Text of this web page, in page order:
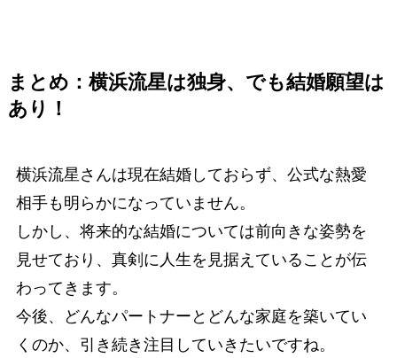
まとめ：横浜流星は独身、でも結婚願望は
あり！
横浜流星さんは現在結婚しておらず、公式な熱愛
相手も明らかになっていません。
しかし、将来的な結婚については前向きな姿勢を
見せており、真剣に人生を見据えていることが伝
わってきます。
今後、どんなパートナーとどんな家庭を築いてい
くのか、引き続き注目していきたいですね。